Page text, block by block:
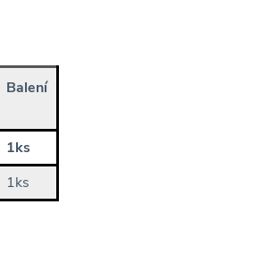
Balení
1ks
1ks